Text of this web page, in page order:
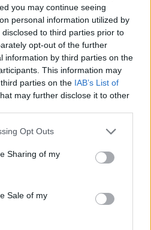
you may continue seeing
personal information utilized by
to third parties prior to
opt-out of the further
information by third parties on the
This information may
parties on the IAB’s List of
may further disclose it to other
app uses one or more Google
behaviour. You may click to
and its third-party tags to
purposes in below Google
Opt Outs
Sharing of my
Sale of my
úszógumi helyett
zöldség, ami nagyon jól
egészséges